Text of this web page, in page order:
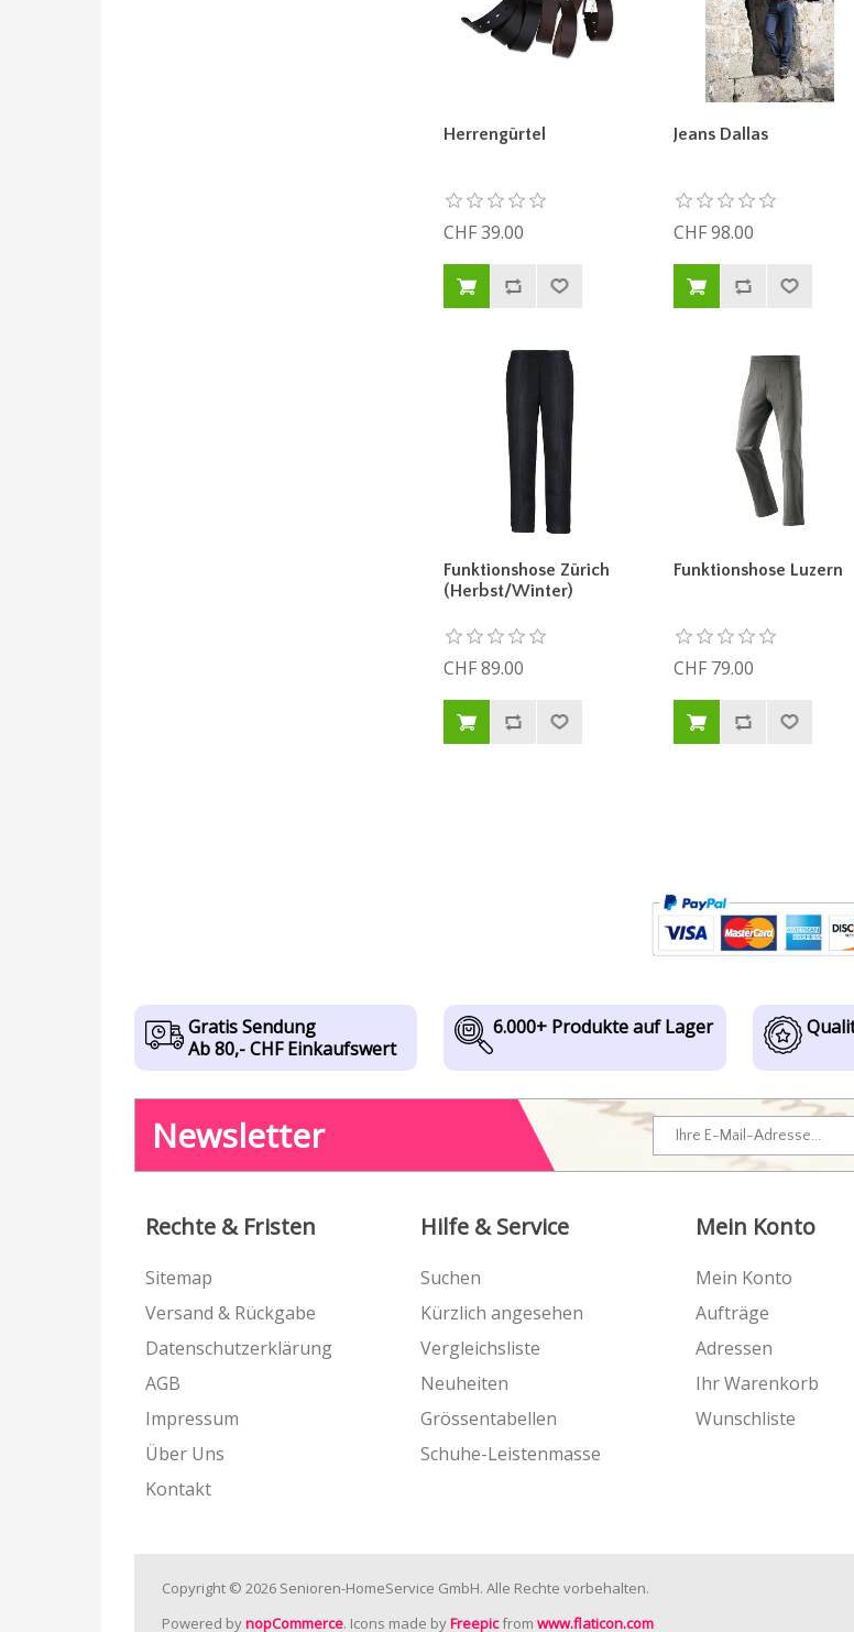
Herrengürtel
CHF 39.00
Jeans Dallas
CHF 98.00
Funktionshose Zürich
(Herbst/Winter)
CHF 89.00
Funktionshose Luzern
CHF 79.00
Gratis Sendung
Ab 80,- CHF Einkaufswert
6.000+ Produkte auf Lager
Newsletter
Rechte & Fristen
Sitemap
Versand & Rückgabe
Datenschutzerklärung
AGB
Impressum
Über Uns
Kontakt
Hilfe & Service
Suchen
Kürzlich angesehen
Vergleichsliste
Neuheiten
Grössentabellen
Schuhe-Leistenmasse
Mein Konto
Mein Konto
Aufträge
Adressen
Ihr Warenkorb
Wunschliste
Copyright © 2026 Senioren-HomeService GmbH. Alle Rechte vorbehalten.
Powered bynopCommerce. Icons made byFreepicfrom www.flaticon.com